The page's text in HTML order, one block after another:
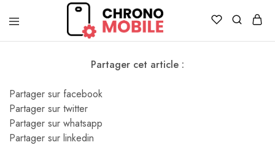
Chronomobile
Achat,
smartphones
et
tablettes
Partager cet article :
Partager sur facebook
Partager sur twitter
Partager sur whatsapp
Partager sur linkedin